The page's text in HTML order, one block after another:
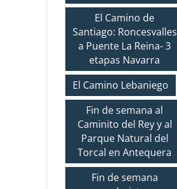
El Camino de
Santiago: Roncesvalles
a Puente La Reina- 3
etapas Navarra
El Camino Lebaniego
Fin de semana al
Caminito del Rey y al
Parque Natural del
Torcal en Antequera
Fin de semana